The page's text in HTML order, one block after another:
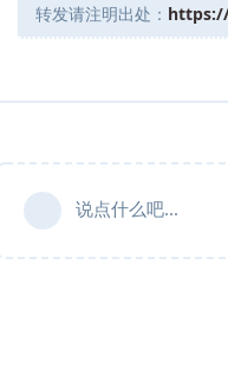
转发请注明出处：
说点什么吧...